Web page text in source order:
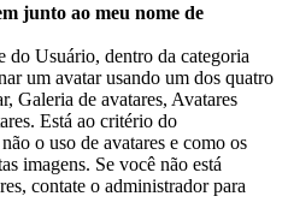
junto ao meu nome de
do Usuário, dentro da categoria
um avatar usando um dos quatro
Galeria de avatares, Avatares
Está ao critério do
o uso de avatares e como os
imagens. Se você não está
contate o administrador para